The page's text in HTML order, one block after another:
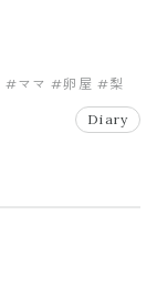
#ママ #卵屋 #梨
Diary